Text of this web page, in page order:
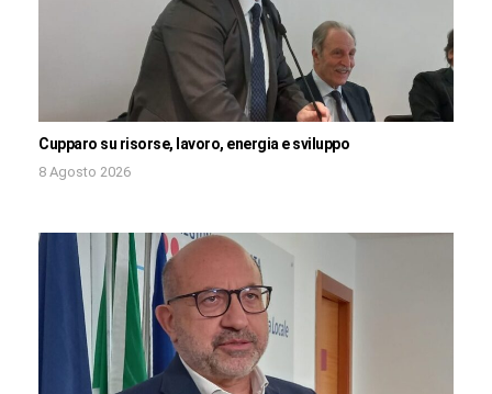
Cupparo su risorse, lavoro, energia e sviluppo
8 Agosto 2026